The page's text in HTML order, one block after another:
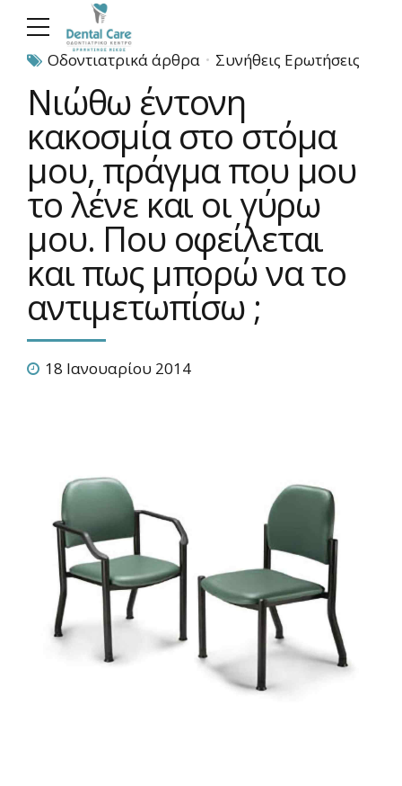
Οδοντιατρικά άρθρα Συνήθεις Ερωτήσεις
Νιώθω έντονη
κακοσμία στο στόμα
μου, πράγμα που μου
το λένε και οι γύρω
μου. Που οφείλεται
και πως μπορώ να το
αντιμετωπίσω ;
18 Ιανουαρίου 2014